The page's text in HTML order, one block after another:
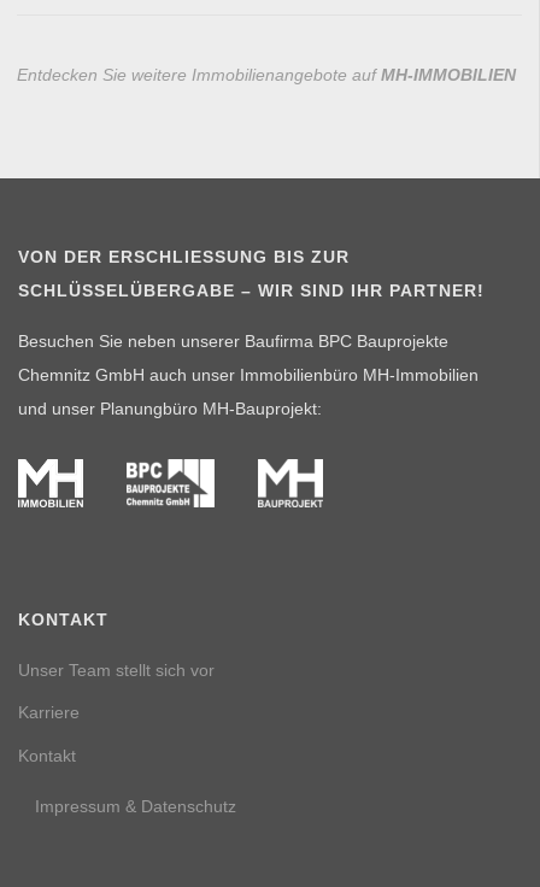
Entdecken Sie weitere Immobilienangebote aufMH-IMMOBILIEN
VON DER ERSCHLIESSUNG BIS ZUR S
CHLÜSSELÜBERGABE – WIR SIND IHR PARTNER!
Besuchen Sie neben unserer Baufirma BPC Bauprojekte
Chemnitz GmbH auch unser Immobilienbüro MH-Immobilien
und unser Planungbüro MH-Bauprojekt:
KONTAKT
Unser Team stellt sich vor
Karriere
Kontakt
Impressum & Datenschutz